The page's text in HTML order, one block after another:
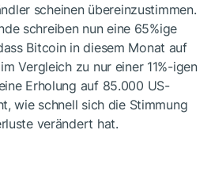
scheinen übereinzustimmen.
schreiben nun eine 65%ige
Bitcoin in diesem Monat auf
Vergleich zu nur einer 11%-igen
Erholung auf 85.000 US-
wie schnell sich die Stimmung
verändert hat.